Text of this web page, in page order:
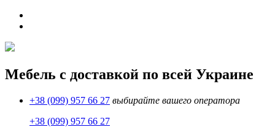
Мебель с доставкой по всей Украине
+38 (099) 957 66 27 выбирайте вашего оператора
+38 (099) 957 66 27